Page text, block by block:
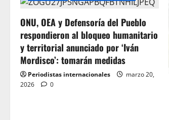
a
v
i
g
a
ONU, OEA y Defensoría del Pueblo
respondieron al bloqueo humanitario
y territorial anunciado por ‘Iván
Mordisco’: tomarán medidas
Periodistas internacionales
marzo 20,
2026
0